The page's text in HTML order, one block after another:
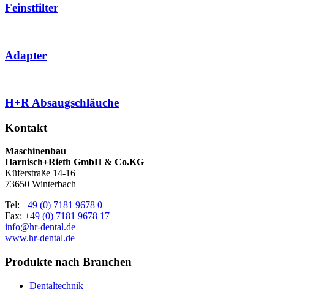
Feinstfilter
Adapter
H+R Absaugschläuche
Kontakt
Maschinenbau
Harnisch+Rieth GmbH & Co.KG
Küferstraße 14-16
73650 Winterbach
Tel: +49 (0) 7181 9678 0
Fax: +49 (0) 7181 9678 17
info@hr-dental.de
www.hr-dental.de
Produkte nach Branchen
Dentaltechnik